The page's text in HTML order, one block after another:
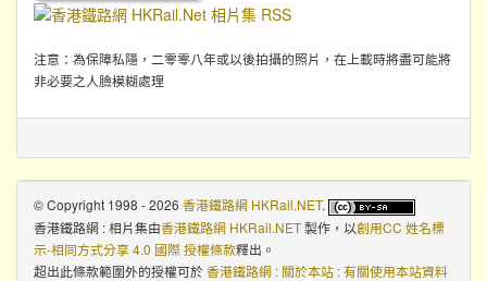
注意：為保障私隱，二零零八年或以後拍攝的照片，在上載時將盡可能將
非必要之人臉模糊處理
© Copyright 1998 - 2026 香港鐵路網 HKRail.NET.
香港鐵路網 : 相片集由香港鐵路網 HKRail.NET製作，以創用CC 姓名標
示-相同方式分享 4.0 國際 授權條款釋出。
超出此條款範圍外的授權可於香港鐵路網 : 關於本站 : 有關使用本站資料